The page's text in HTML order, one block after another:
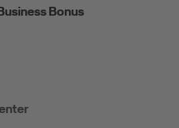
Bonus